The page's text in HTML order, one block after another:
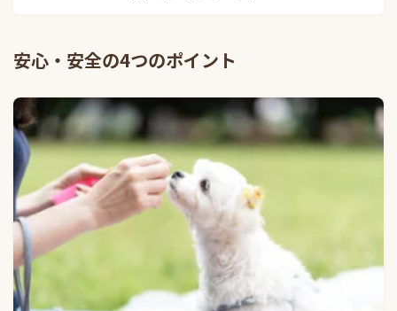
安心・安全の4つのポイント